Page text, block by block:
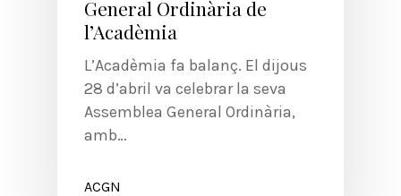
General Ordinària de
l’Acadèmia
L’Acadèmia fa balanç. El dijous
28 d’abril va celebrar la seva
Assemblea General Ordinària,
amb…
ACGN